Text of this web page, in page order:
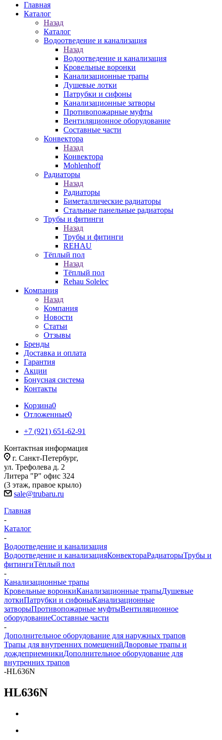
Главная
Каталог
Назад
Каталог
Водоотведение и канализация
Назад
Водоотведение и канализация
Кровельные воронки
Канализационные трапы
Душевые лотки
Патрубки и сифоны
Канализационные затворы
Противопожарные муфты
Вентиляционное оборудование
Составные части
Конвектора
Назад
Конвектора
Mohlenhoff
Радиаторы
Назад
Радиаторы
Биметаллические радиаторы
Стальные панельные радиаторы
Трубы и фитинги
Назад
Трубы и фитинги
REHAU
Тёплый пол
Назад
Тёплый пол
Rehau Solelec
Компания
Назад
Компания
Новости
Статьи
Отзывы
Бренды
Доставка и оплата
Гарантия
Акции
Бонусная система
Контакты
Корзина0
Отложенные0
+7 (921) 651-62-91
Контактная информация
г. Санкт-Петербург,
ул. Трефолева д. 2
Литера "Р" офис 324
(3 этаж, правое крыло)
sale@trubaru.ru
Главная
-
Каталог
-
Водоотведение и канализация
Водоотведение и канализацияКонвектораРадиаторыТрубы и
фитингиТёплый пол
-
Канализационные трапы
Кровельные воронкиКанализационные трапыДушевые
лоткиПатрубки и сифоныКанализационные
затворыПротивопожарные муфтыВентиляционное
оборудованиеСоставные части
-
Дополнительное оборудование для наружных трапов
Трапы для внутренних помещенийДворовые трапы и
дождеприемникиДополнительное оборудование для
внутренних трапов
-HL636N
HL636N